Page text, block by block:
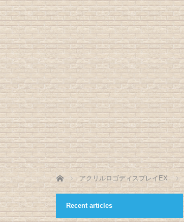
ホーム アクリルロゴディスプレイEX
Recent articles